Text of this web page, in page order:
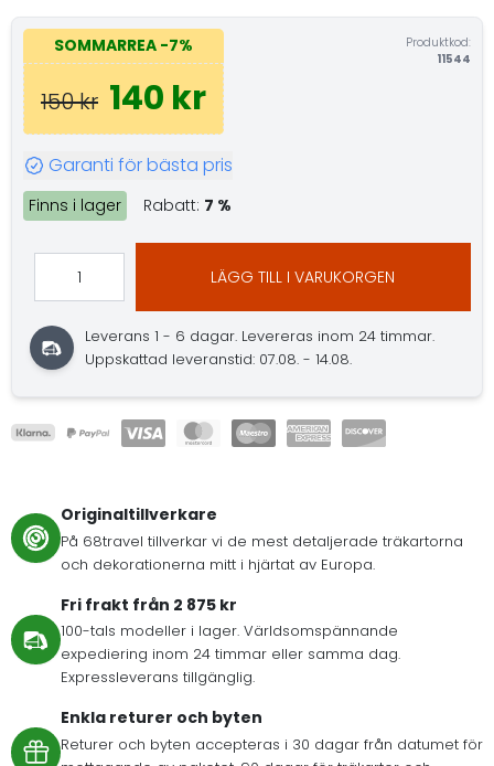
SOMMARREA -7%
150 kr 140 kr
Produktkod:
11544
Garanti för bästa pris
Finns i lager Rabatt: 7 %
LÄGG TILL I VARUKORGEN
Leverans 1 - 6 dagar. Levereras inom 24 timmar.
Uppskattad leveranstid: 07.08. - 14.08.
Originaltillverkare
På 68travel tillverkar vi de mest detaljerade träkartorna
och dekorationerna mitt i hjärtat av Europa.
Fri frakt från 2 875 kr
100-tals modeller i lager. Världsomspännande
expediering inom 24 timmar eller samma dag.
Expressleverans tillgänglig.
Enkla returer och byten
Returer och byten accepteras i 30 dagar från datumet för